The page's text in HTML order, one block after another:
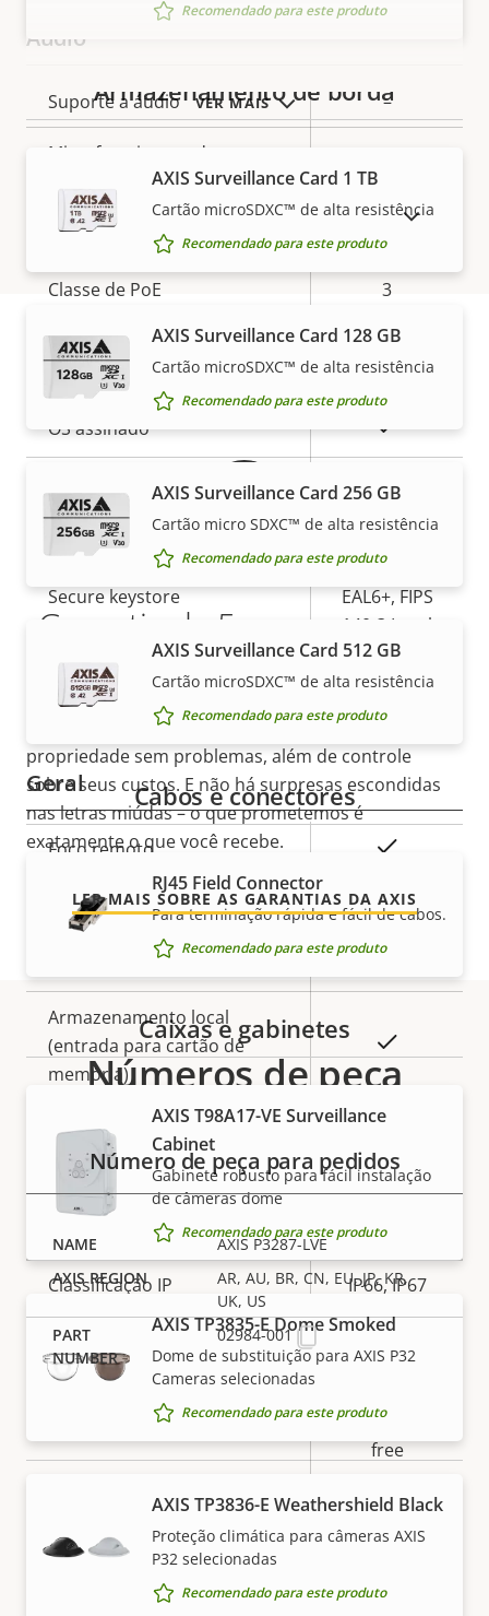
Áudio
Descrição
da
Valor da
propriedade
Suporte a áudio –
Microfone integrado
Rede
Descrição
propriedade
propriedade
Classe de PoE 3
Segurança
Descrição
da
Valor da
propriedade
OS assinado Sim
Inicialização segura Sim
Secure keystore
Element (CC
EAL6+, FIPS
140-3 Level
3)
Axis Edge Vault
Geral
Descrição
propriedade
propriedade
Foco remoto
Zoom remoto Sim
Armazenamento local
(entrada para cartão de
memória)
Temperatura operacional -40 to 50 °C
Para uso em áreas externas Sim
Classificação de vandalismo IK10
Classificação IP IP66, IP67
Desenvolvida para repintura
Sustentabilidade
free, PVC
free
VER MAIS
Recomendado para este produto
Armazenamento de borda
AXIS Surveillance Card 1 TB
Cartão microSDXC™ de alta resistência
Recomendado para este produto
AXIS Surveillance Card 128 GB
Cartão microSDXC™ de alta resistência
Recomendado para este produto
AXIS Surveillance Card 256 GB
Cartão micro SDXC™ de alta resistência
Recomendado para este produto
AXIS Surveillance Card 512 GB
Cartão microSDXC™ de alta resistência
Recomendado para este produto
Cabos e conectores
RJ45 Field Connector
Para terminação rápida e fácil de cabos.
Recomendado para este produto
Caixas e gabinetes
AXIS T98A17-VE Surveillance
Cabinet
Gabinete robusto para fácil instalação
de câmeras dome
Recomendado para este produto
AXIS TP3835-E Dome Smoked
Dome de substituição para AXIS P32
Cameras selecionadas
Recomendado para este produto
AXIS TP3836-E Weathershield Black
Proteção climática para câmeras AXIS
P32 selecionadas
Recomendado para este produto
MOSTRAR PRODUTOS DESCONTINUADOS
Garantia
Garantia de 5 anos para sua
tranquilidade
Nossa nova garantia de 5 anos oferece anos de
propriedade sem problemas, além de controle
sobre seus custos. E não há surpresas escondidas
nas letras miúdas – o que prometemos é
exatamente o que você recebe.
LER MAIS SOBRE AS GARANTIAS DA AXIS
Números de peça
Número de peça para pedidos
AXIS P3287-LVE
AR, AU, BR, CN, EU, JP, KR,
UK, US
02984-001
OBSERVAÇÃO
Os produtos da Axis podem estar sujeitos às
regulamentações de controle de exportação dos
EUA e da UE, entre outras legislações nacionais de